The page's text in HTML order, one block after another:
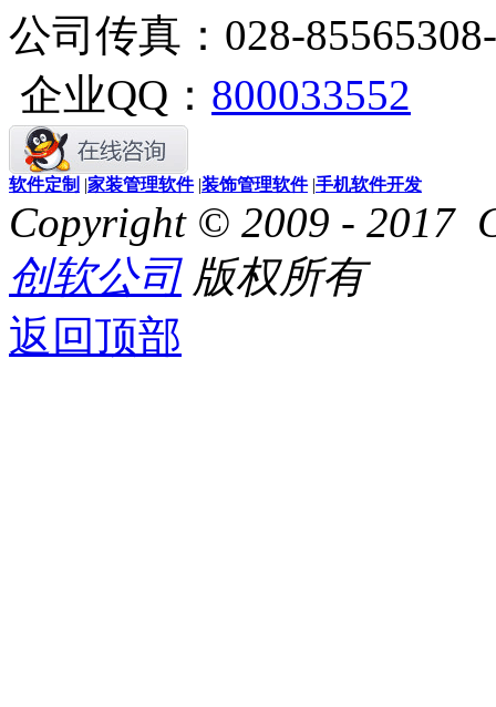
公司传真： 028-
企业QQ： 800033552
软件定制 |家装管理软件 |装饰管理软件 |手机软件开发
Copyright © 2009 - 2017
创软公司版权所有
返回顶部